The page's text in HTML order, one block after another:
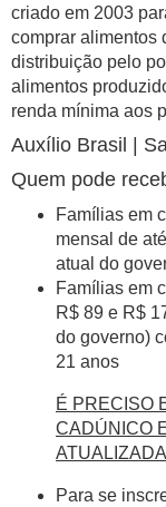
criado em 2003
comprar alimentos
distribuição pelo
alimentos
renda mínima aos
Auxílio Brasil |
Quem pode
Famílias em
mensal de
atual do
Famílias em
R$ 89 e R$
do governo)
21 anos
É PRECISO
CADÚNICO
Para se